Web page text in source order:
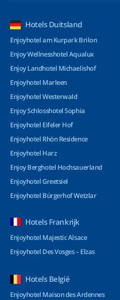
Hotels Duitsland
Enjoyhotel am Kurpark Brilon
Enjoy Wellnesshotel Aqualux
Enjoy Landhotel Michaelishof
Enjoyhotel Marleen
Enjoyhotel Westerwald
Enjoy Schlosshotel Sophia
Enjoyhotel Eifeler Hof
Enjoyhotel Rhön Residence
Enjoyhotel Harz
Enjoy Berghotel Hochsauerland
Enjoyhotel Greetsiel
Enjoyhotel Bürgerhof Wetzlar
Hotels Frankrijk
Enjoyhotel Majestic Alsace
Enjoyhotel Des Vosges – Elzas
Hotels België
Enjoyhotel Maison des Ardennes